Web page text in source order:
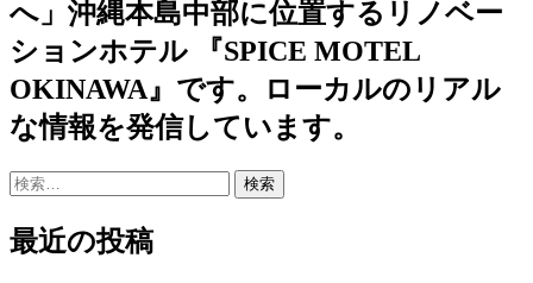
へ」沖縄本島中部に位置するリノベー
ションホテル 『SPICE MOTEL
OKINAWA』です。ローカルのリアル
な情報を発信しています。
検
最近の投稿